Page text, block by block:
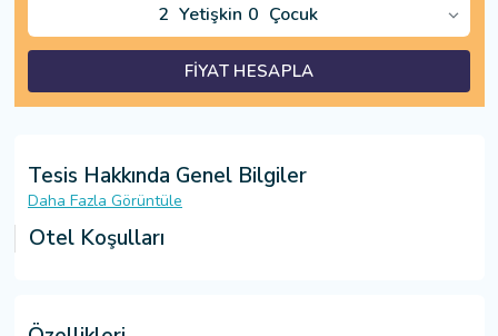
2 Yetişkin 0 Çocuk
FİYAT HESAPLA
Tesis Hakkında Genel Bilgiler
Daha Fazla Görüntüle
Otel Koşulları